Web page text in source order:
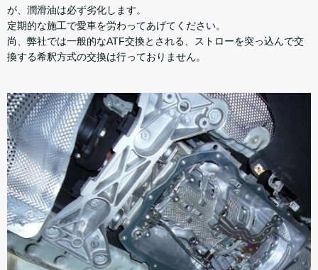
が、潤滑油は必ず劣化します。
定期的な施工で愛車を労わってあげてください。
尚、弊社では一般的なATF交換とされる、ストローを突っ込んで交
換する希釈方式の交換は行っておりません。